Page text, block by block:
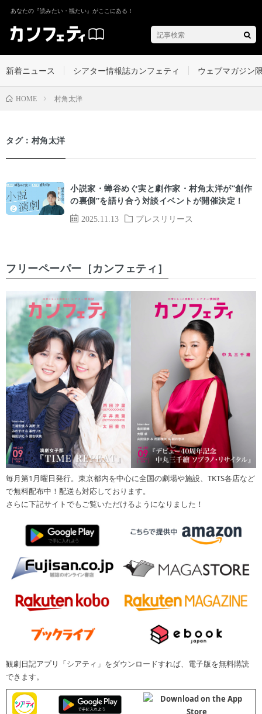
あなたの『読みたい・観たい』がここにある！
新着ニュース シアター情報誌カンフェティ ウェブマガジン
HOME 村角太洋
タグ：村角太洋
2025.11.13 プレスリリース
小説家・蝉谷めぐ実と劇作家・村角太洋が”創作
の裏側”を語り合う対談イベントが開催決定！
フリーペーパー［カンフェティ］
毎月第1月曜日発行。東京都内を中心に全国の劇場や施設、TKTS各店など
で無料配布中！配送も対応しております。
さらに下記サイトでもご覧いただけるようになりました！
観劇日記アプリ「シアティ」をダウンロードすれば、電子版を無料購読
できます。